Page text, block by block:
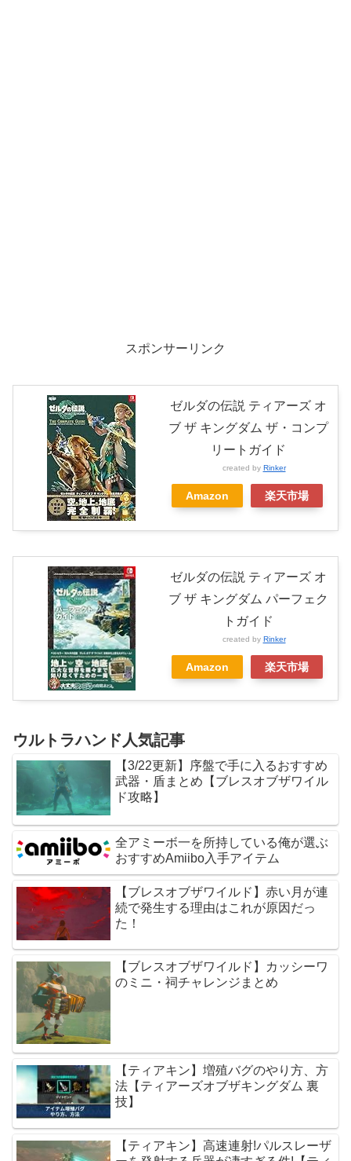
スポンサーリンク
ゼルダの伝説 ティアーズ オ
ブ ザ キングダム ザ・コンプ
リートガイド
created by Rinker
Amazon 楽天市場
ゼルダの伝説 ティアーズ オ
ブ ザ キングダム パーフェク
トガイド
created by Rinker
Amazon 楽天市場
ウルトラハンド人気記事
【3/22更新】序盤で手に入るおすすめ
武器・盾まとめ【ブレスオブザワイル
ド攻略】
全アミーボ一を所持している俺が選ぶ
おすすめAmiibo入手アイテム
【ブレスオブザワイルド】赤い月が連
続で発生する理由はこれが原因だっ
た！
【ブレスオブザワイルド】カッシーワ
のミニ・祠チャレンジまとめ
【ティアキン】増殖バグのやり方、方
法【ティアーズオブザキングダム 裏
技】
【ティアキン】高速連射!パルスレーザ